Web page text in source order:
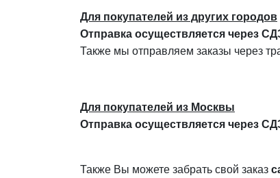
Для покупателей из других городов
Отправка осуществляется через
Также мы отправляем заказы через
Для покупателей из Москвы
Отправка осуществляется через
Также Вы можете забрать свой заказ